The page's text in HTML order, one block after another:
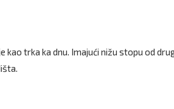
trka ka dnu. Imajući nižu stopu od